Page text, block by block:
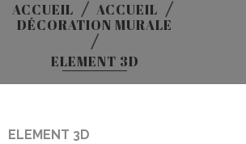
ACCUEIL
ACCUEIL
DÉCORATION MURALE
ELEMENT 3D
ELEMENT 3D